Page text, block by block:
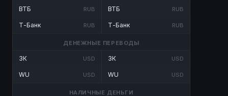
ВТБ RUB
Т-Банк RUB
ВТБ RUB
Т-Банк RUB
ДЕНЕЖНЫЕ ПЕРЕВОДЫ
ЗК USD
WU USD
ЗК USD
WU USD
НАЛИЧНЫЕ ДЕНЬГИ